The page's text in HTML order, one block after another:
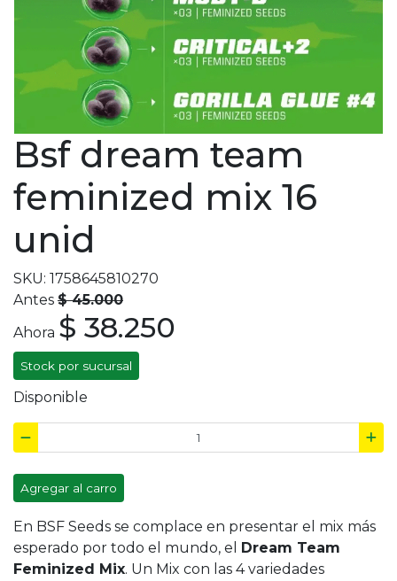
Bsf dream team
feminized mix 16
unid
SKU: 1758645810270
Antes $ 45.000
Ahora $ 38.250
Stock por sucursal
Disponible
Agregar al carro
En BSF Seeds se complace en presentar el mix más
esperado por todo el mundo, el
Dream Team
Feminized Mix. Un Mix con las 4 variedades